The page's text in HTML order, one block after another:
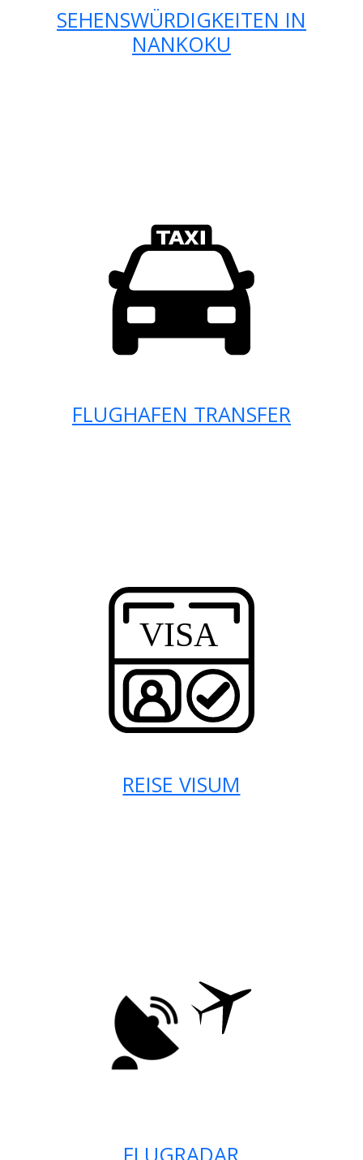
SEHENSWÜRDIGKEITEN IN
NANKOKU
FLUGHAFEN TRANSFER
REISE VISUM